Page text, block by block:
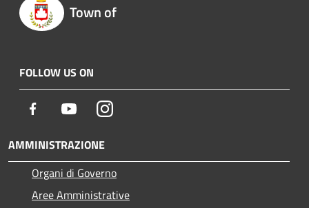
Town of
FOLLOW US ON
Facebook YoutubeInstagram
AMMINISTRAZIONE
Organi di Governo
Aree Amministrative